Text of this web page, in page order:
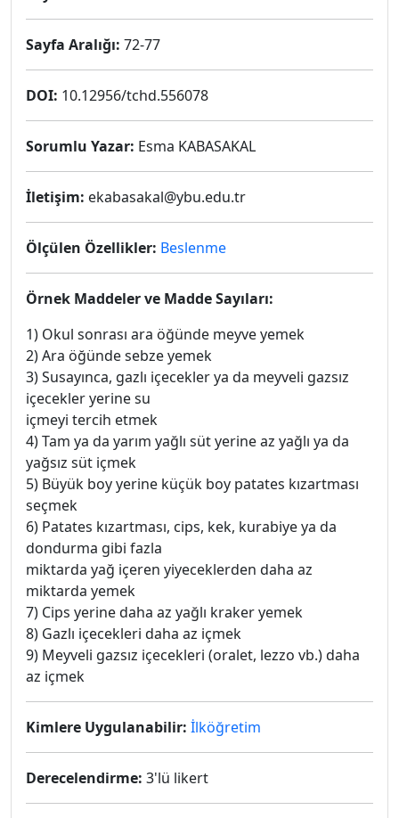
Sayfa Aralığı: 72-77
DOI: 10.12956/tchd.556078
Sorumlu Yazar: Esma KABASAKAL
İletişim: ekabasakal@ybu.edu.tr
Ölçülen Özellikler: Beslenme
Örnek Maddeler ve Madde Sayıları:
1) Okul sonrası ara öğünde meyve yemek
2) Ara öğünde sebze yemek
3) Susayınca, gazlı içecekler ya da meyveli gazsız
içecekler yerine su
içmeyi tercih etmek
4) Tam ya da yarım yağlı süt yerine az yağlı ya da
yağsız süt içmek
5) Büyük boy yerine küçük boy patates kızartması
seçmek
6) Patates kızartması, cips, kek, kurabiye ya da
dondurma gibi fazla
miktarda yağ içeren yiyeceklerden daha az
miktarda yemek
7) Cips yerine daha az yağlı kraker yemek
8) Gazlı içecekleri daha az içmek
9) Meyveli gazsız içecekleri (oralet, lezzo vb.) daha
az içmek
Kimlere Uygulanabilir: İlköğretim
Derecelendirme: 3'lü likert